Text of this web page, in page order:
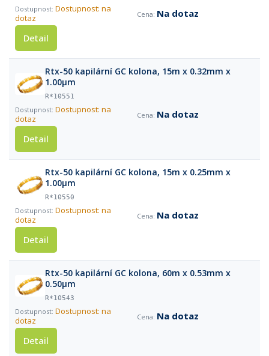
Dostupnost: na
dotaz
Na dotaz
Detail
Rtx-50 kapilární GC kolona, 15m x 0.32mm x
1.00µm
R*10551
Dostupnost: na
dotaz
Na dotaz
Detail
Rtx-50 kapilární GC kolona, 15m x 0.25mm x
1.00µm
R*10550
Dostupnost: na
dotaz
Na dotaz
Detail
Rtx-50 kapilární GC kolona, 60m x 0.53mm x
0.50µm
R*10543
Dostupnost: na
dotaz
Na dotaz
Detail